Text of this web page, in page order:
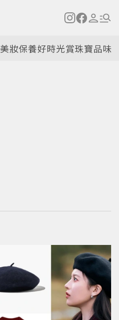
美妝保養好時光賞珠寶品味